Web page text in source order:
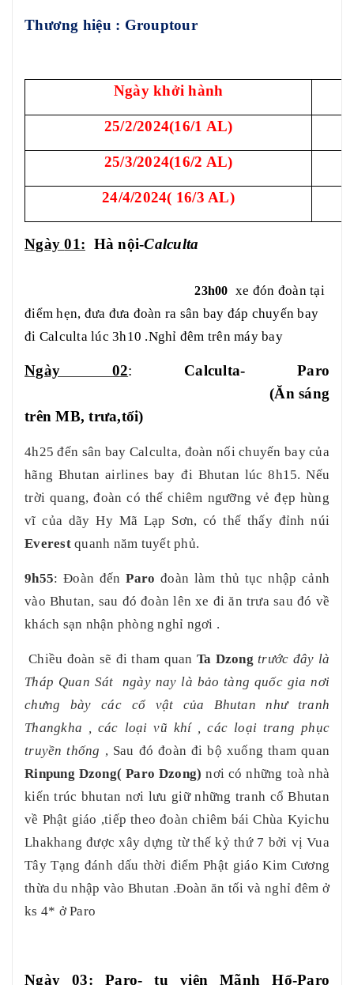
Thương hiệu : Grouptour
Ngày khởi hành
25/2/2024(16/1 AL)
25/3/2024(16/2 AL)
24/4/2024( 16/3 AL)
Ngày01: Hà nội-Calculta
23h00 xe đón đoàn tại
điểm hẹn, đưa đưa đoàn ra sân bay đáp chuyến bay
đi Calculta lúc 3h10 .Nghỉ đêm trên máy bay
Ngày 02: Calculta- Paro
(Ăn sáng
trên MB, trưa,tối)
4h25 đến sân bay Calculta, đoàn nối chuyến bay của
hãng Bhutan airlines bay đi Bhutan lúc 8h15. Nếu
trời quang, đoàn có thế chiêm ngưỡng vẻ đẹp hùng
vĩ của dãy Hy Mã Lạp Sơn, có thế thấy đỉnh núi
Everestquanh năm tuyết phủ.
9h55: Đoàn đếnParo đoàn làm thủ tục nhập cảnh
vào Bhutan, sau đó đoàn lên xe đi ăn trưasau đó về
khách sạn nhận phòng nghỉ ngơi .
Chiều đoàn sẽ đi tham quan Ta Dzong trước đây là
Tháp Quan Sát ngày nay là bảo tàng quốc gia nơi
chưng bày các cổ vật của Bhutan như tranh
Thangkha , các loại vũ khí , các loại trang phục
truyền thống , Sau đó đoàn đi bộ xuống tham quan
Rinpung Dzong( Paro Dzong)nơi có những toà nhà
kiến trúc bhutan nơi lưu giữ những tranh cổ Bhutan
về Phật giáo ,tiếp theo đoàn chiêm bái Chùa Kyichu
Lhakhang được xây dựng từ thế kỷ thứ 7 bởi vị Vua
Tây Tạng đánh dấu thời điểm Phật giáo Kim Cương
thừa du nhập vào Bhutan .Đoàn ăn tối và nghỉ đêm ở
ks 4* ở Paro
Ngày 03: Paro- tu viện Mãnh Hổ-Paro